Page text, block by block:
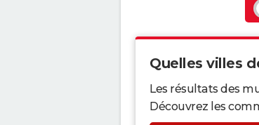
Quelles villes
Les résultats des
Découvrez les